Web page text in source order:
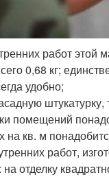
работ этой
0,68 кг;
удобно;
помещений
кв. м
работ,
отделку